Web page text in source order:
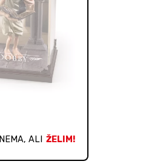
NEMA, ALI ŽELIM!